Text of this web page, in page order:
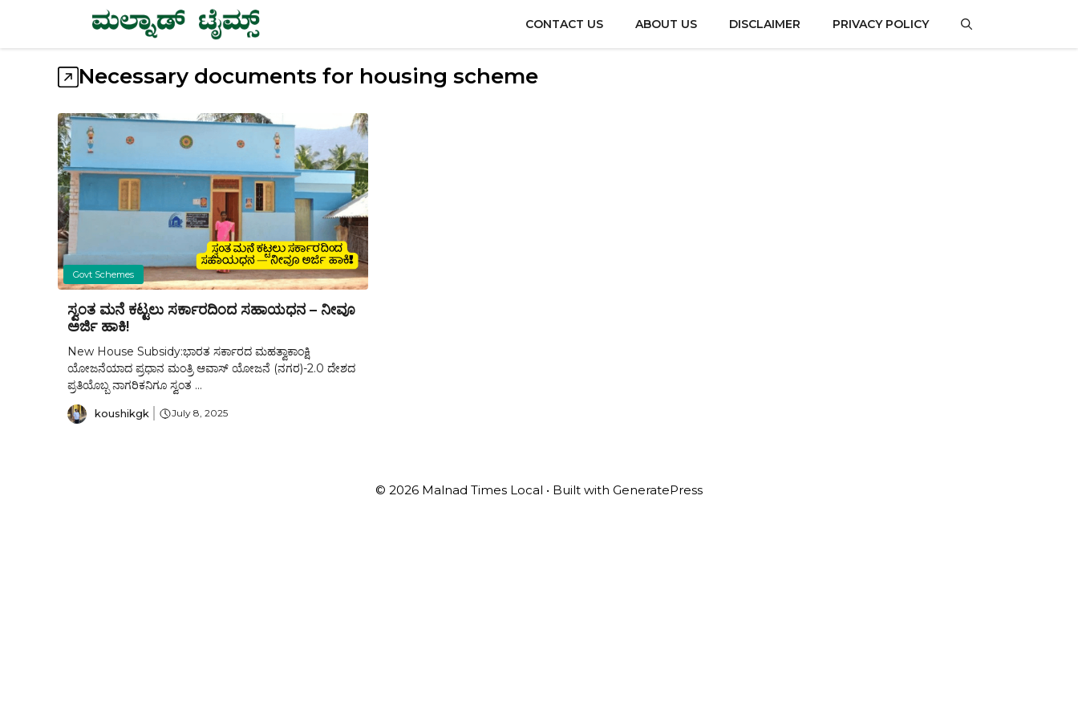
content
CONTACT US ABOUT US DISCLAIMER PRIVACY POLICY
Necessary documents for housing scheme
Govt Schemes
ಸ್ವಂತ ಮನೆ ಕಟ್ಟಲು ಸರ್ಕಾರದಿಂದ ಸಹಾಯಧನ – ನೀವೂ
ಅರ್ಜಿ ಹಾಕಿ!
New House Subsidy:ಭಾರತ ಸರ್ಕಾರದ ಮಹತ್ವಾಕಾಂಕ್ಷಿ
ಯೋಜನೆಯಾದ ಪ್ರಧಾನ ಮಂತ್ರಿ ಆವಾಸ್ ಯೋಜನೆ (ನಗರ)-2.0 ದೇಶದ
ಪ್ರತಿಯೊಬ್ಬ ನಾಗರಿಕನಿಗೂ ಸ್ವಂತ ...
koushikgk July 8, 2025
© 2026 Malnad Times Local • Built with GeneratePress